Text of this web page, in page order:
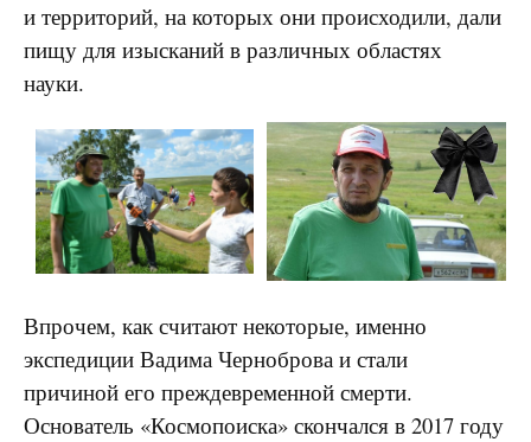
и территорий, на которых они происходили, дали
пищу для изысканий в различных областях
науки.
Впрочем, как считают некоторые, именно
экспедиции Вадима Черноброва и стали
причиной его преждевременной смерти.
Основатель «Космопоиска» скончался в 2017 году